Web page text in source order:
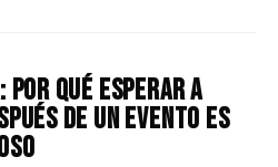
Qué Esperar A
De Un Evento Es